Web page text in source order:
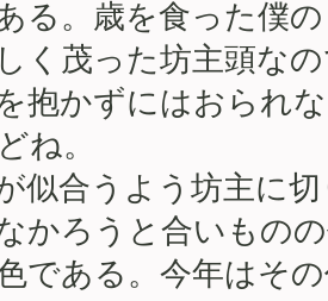
る。歳を食った僕
く茂った坊主頭な
抱かずにはおられ
ね。
似合うよう坊主に
かろうと合いもの
である。今年はそ